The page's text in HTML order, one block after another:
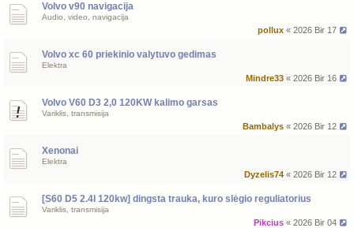
Volvo v90 navigacija
Audio, video, navigacija
pollux « 2026 Bir 17
Volvo xc 60 priekinio valytuvo gedimas
Elektra
Mindre33 « 2026 Bir 16
Volvo V60 D3 2,0 120KW kalimo garsas
Variklis, transmisija
Bambalys « 2026 Bir 12
Xenonai
Elektra
Dyzelis74 « 2026 Bir 12
[S60 D5 2.4l 120kw] dingsta trauka, kuro slėgio reguliatorius
Variklis, transmisija
Pikcius « 2026 Bir 04